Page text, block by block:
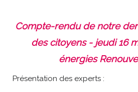
Compte-rendu de notre
des citoyens - jeudi 16
énergies
Présentation des experts :